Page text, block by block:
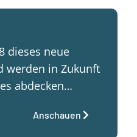
dieses neue
werden in Zukunft
abdecken…
Anschauen